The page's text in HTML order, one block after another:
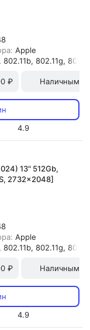
Apple
802.11b, 802.11g,
₽ Наличными
4.9
13" 512Gb,
2732x2048]
Apple
802.11b, 802.11g,
₽ Наличными
4.9